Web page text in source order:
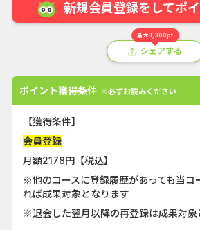
新規会員登録をしてポ
最大3,300pt
シェアする
ポイント獲得条件 ※必ずお読みください
【獲得条件】
会員登録
月額2178円【税込】
※他のコースに登録履歴があっても当コ
れば成果対象となります
※退会した翌月以降の再登録は成果対象